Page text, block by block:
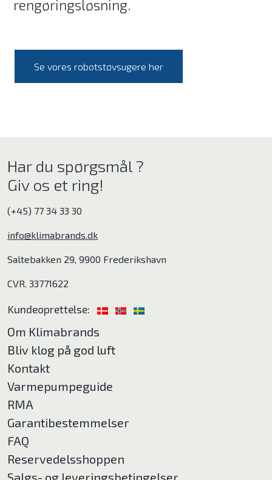
rengøringsløsning.
Se vores robotstøvsugere her
Har du spørgsmål ?
Giv os et ring!
(+45) 77 34 33 30
info@klimabrands.dk
Saltebakken 29, 9900 Frederikshavn
CVR. 33771622
Kundeoprettelse:
Om Klimabrands
Bliv klog på god luft
Kontakt
Varmepumpeguide
RMA
Garantibestemmelser
FAQ
Reservedelsshoppen